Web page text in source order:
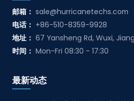
邮箱： sale@hurricanetechs.com
电话： +86-510-8359-9928
地址： 67 Yansheng Rd, Wuxi,
时间： Mon-Fri 08:30 - 17:30
最新动态